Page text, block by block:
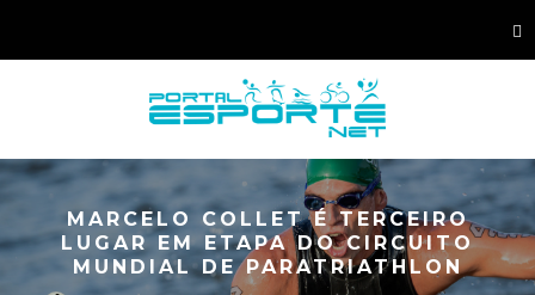
MARCELO COLLET É TERCEIRO
LUGAR EM ETAPA DO CIRCUITO
MUNDIAL DE PARATRIATHLON